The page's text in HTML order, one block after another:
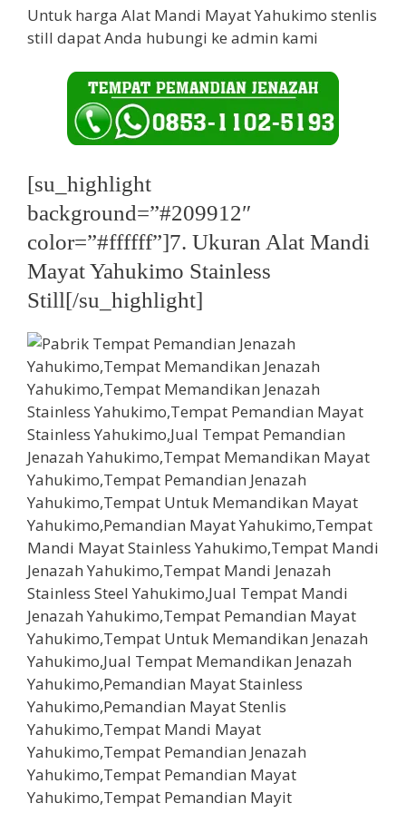
Untuk harga Alat Mandi Mayat Yahukimo stenlis
still dapat Anda hubungi ke admin kami
[su_highlight
background=”#209912″
color=”#ffffff”]7. Ukuran Alat Mandi
Mayat Yahukimo Stainless
Still[/su_highlight]